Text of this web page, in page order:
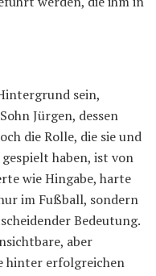
sein,
Jürgen, dessen
die Rolle, die sie und
haben, ist von
wie Hingabe, harte
im Fußball, sondern
Bedeutung.
aber
hinter erfolgreichen